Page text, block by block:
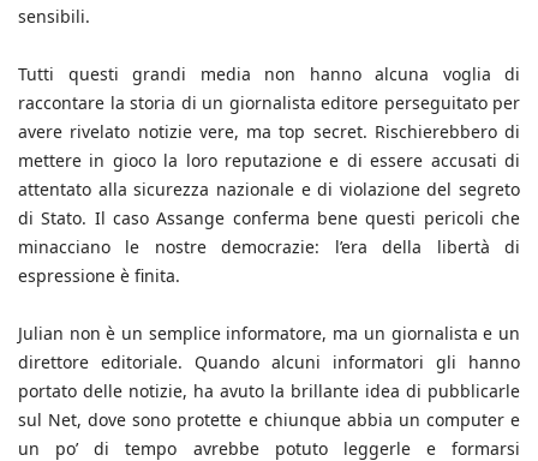
sensibili.
Tutti questi grandi media non hanno alcuna voglia di
raccontare la storia di un giornalista editore perseguitato per
avere rivelato notizie vere, ma top secret. Rischierebbero di
mettere in gioco la loro reputazione e di essere accusati di
attentato alla sicurezza nazionale e di violazione del segreto
di Stato. Il caso Assange conferma bene questi pericoli che
minacciano le nostre democrazie: l’era della libertà di
espressione è finita.
Julian non è un semplice informatore, ma un giornalista e un
direttore editoriale. Quando alcuni informatori gli hanno
portato delle notizie, ha avuto la brillante idea di pubblicarle
sul Net, dove sono protette e chiunque abbia un computer e
un po’ di tempo avrebbe potuto leggerle e formarsi